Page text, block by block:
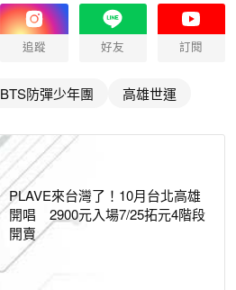
追蹤 好友 訂閱
BTS防彈少年團 高雄世運
PLAVE來台灣了！10月台北高雄
開唱 2900元入場7/25拓元4階段
開賣